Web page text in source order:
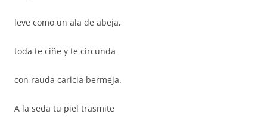
leve como un ala de abeja,
toda te ciñe y te circunda
con rauda caricia bermeja.
A la seda tu piel trasmite